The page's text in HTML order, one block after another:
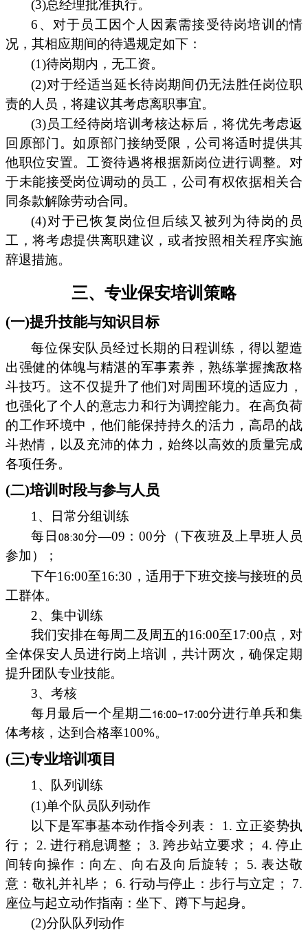
(3)总经理批准执行。
6、对于员工因个人因素需接受待岗培训的情
况，其相应期间的待遇规定如下：
(1)待岗期内，无工资。
(2)对于经适当延长待岗期间仍无法胜任岗位职
责的人员，将建议其考虑离职事宜。
(3)员工经待岗培训考核达标后，将优先考虑返
回原部门。如原部门接纳受限，公司将适时提供其
他职位安置。工资待遇将根据新岗位进行调整。对
于未能接受岗位调动的员工，公司有权依据相关合
同条款解除劳动合同。
(4)对于已恢复岗位但后续又被列为待岗的员
工，将考虑提供离职建议，或者按照相关程序实施
辞退措施。
三、专业保安培训策略
(一)提升技能与知识目标
每位保安队员经过长期的日程训练，得以塑造
出强健的体魄与精湛的军事素养，熟练掌握擒敌格
斗技巧。这不仅提升了他们对周围环境的适应力，
也强化了个人的意志力和行为调控能力。在高负荷
的工作环境中，他们能保持持久的活力，高昂的战
斗热情，以及充沛的体力，始终以高效的质量完成
各项任务。
(二)培训时段与参与人员
1、日常分组训练
每日
分—09：00分（下夜班及上早班人员
参加）；
下午16:00至16:30，适用于下班交接与接班的员
工群体。
2、集中训练
我们安排在每周二及周五的16:00至17:00点，对
全体保安人员进行岗上培训，共计两次，确保定期
提升团队专业技能。
3、考核
每月最后一个星期二
分进行单兵和集
体考核，达到合格率100%。
(三)专业培训项目
1、队列训练
(1)单个队员队列动作
以下是军事基本动作指令列表： 1. 立正姿势执
行； 2. 进行稍息调整； 3. 跨步站立要求； 4. 停止
间转向操作：向左、向右及向后旋转； 5. 表达敬
意：敬礼并礼毕； 6. 行动与停止：步行与立定； 7.
座位与起立动作指南：坐下、蹲下与起身。
(2)分队队列动作